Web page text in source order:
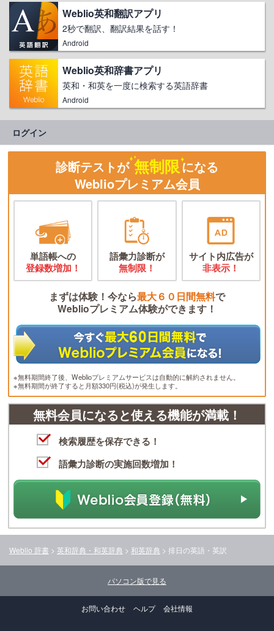
Weblio英和翻訳アプリ
2秒で翻訳、翻訳結果を話す！
Android
Weblio英和辞書アプリ
英和・和英を一度に検索する英語辞書
Android
ログイン
診断テストが 無制限になる
Weblioプレミアム会員
単語帳への
登録数増加！
語彙力診断が
無制限！
サイト内広告が
非表示！
まずは体験！今なら最大６０日間無料で
Weblioプレミアム体験ができます！
※無料期間終了後、Weblioプレミアムサービスは自動的に解約されません。
※無料期間が終了すると月額330円(税込)が発生します。
無料会員になると使える機能が満載！
検索履歴を保存できる！
語彙力診断の実施回数増加！
Weblio 辞書 > 英和辞典・和英辞典 > 和英辞典 > 排日の英語・英訳
パソコン版で見る
お問い合わせ ヘルプ 会社情報